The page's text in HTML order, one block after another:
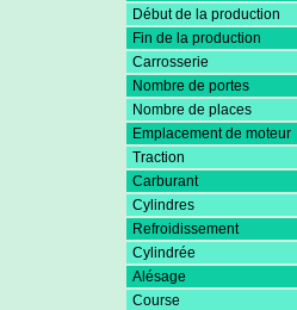
Début de la production
Fin de la production
Carrosserie
Nombre de portes
Nombre de places
Emplacement de moteur
Traction
Carburant
Cylindres
Refroidissement
Cylindrée
Alésage
Course